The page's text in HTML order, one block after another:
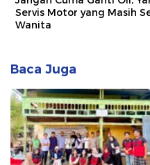
Servis Motor yang Masih
Wanita
Baca Juga